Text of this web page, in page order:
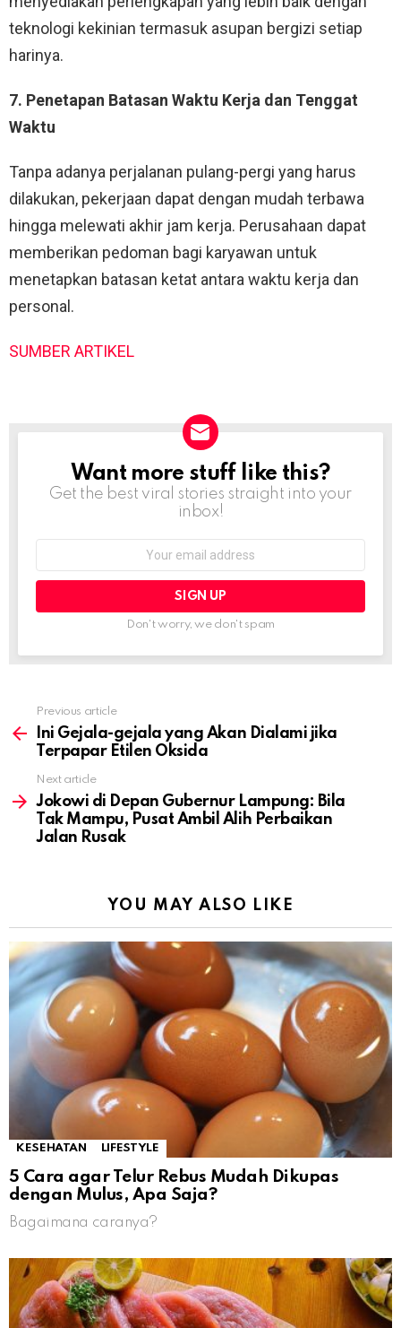
teknologi kekinian termasuk asupan bergizi setiap
harinya.
7. Penetapan Batasan Waktu Kerja dan Tenggat
Waktu
Tanpa adanya perjalanan pulang-pergi yang harus
dilakukan, pekerjaan dapat dengan mudah terbawa
hingga melewati akhir jam kerja. Perusahaan dapat
memberikan pedoman bagi karyawan untuk
menetapkan batasan ketat antara waktu kerja dan
personal.
SUMBER ARTIKEL
NEWSLETTER
Want more stuff like this?
Get the best viral stories straight into your
inbox!
Don't worry, we don't spam
more
Previous article
Ini Gejala-gejala yang Akan Dialami jika
Terpapar Etilen Oksida
Next article
Jokowi di Depan Gubernur Lampung: Bila
Tak Mampu, Pusat Ambil Alih Perbaikan
Jalan Rusak
YOU MAY ALSO LIKE
KESEHATAN LIFESTYLE
5 Cara agar Telur Rebus Mudah Dikupas
dengan Mulus, Apa Saja?
Bagaimana caranya?